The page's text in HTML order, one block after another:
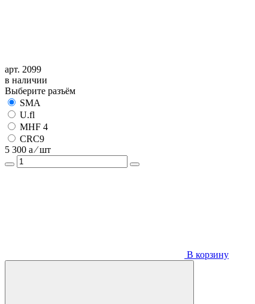
арт. 2099
в наличии
Выберите разъём
SMA
U.fl
MHF 4
CRC9
5 300 a ⁄ шт
В корзину